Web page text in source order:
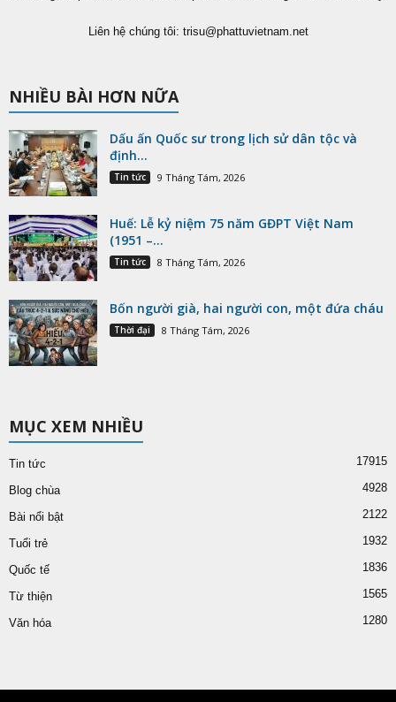
Liên hệ chúng tôi: trisu@phattuvietnam.net
NHIỀU BÀI HƠN NỮA
Dấu ấn Quốc sư trong lịch sử dân tộc và
định...
Tin tức 9 Tháng Tám, 2026
Huế: Lễ kỷ niệm 75 năm GĐPT Việt Nam
(1951 –...
Tin tức 8 Tháng Tám, 2026
Bốn người già, hai người con, một đứa cháu
Thời đại 8 Tháng Tám, 2026
MỤC XEM NHIỀU
Tin tức 17915
Blog chùa 4928
Bài nổi bật 2122
Tuổi trẻ 1932
Quốc tế 1836
Từ thiện 1565
Văn hóa 1280